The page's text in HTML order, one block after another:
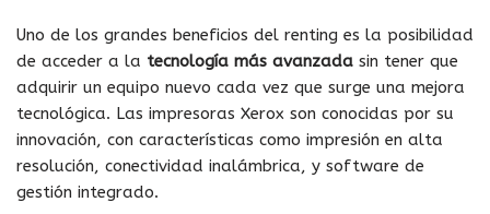
Uno de los grandes beneficios del renting es la posibilidad
de acceder a la tecnología más avanzada sin tener que
adquirir un equipo nuevo cada vez que surge una mejora
tecnológica. Las impresoras Xerox son conocidas por su
innovación, con características como impresión en alta
resolución, conectividad inalámbrica, y software de
gestión integrado.